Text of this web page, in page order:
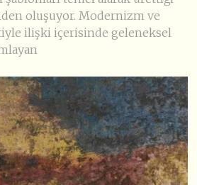
oluşuyor. Modernizm ve
ilişki içerisinde geleneksel